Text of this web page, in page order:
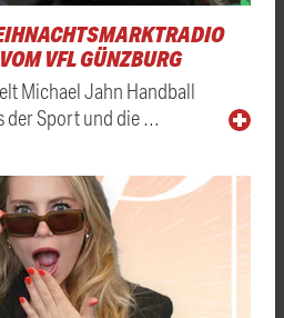
VFL GÜNZBURG
Michael Jahn Handball
der Sport und die …